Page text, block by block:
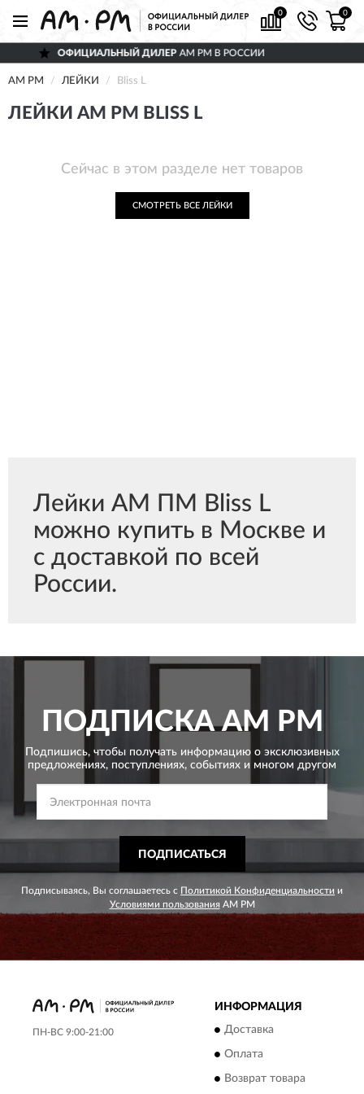
0 0
ОФИЦИАЛЬНЫЙ ДИЛЕР AM PM В РОССИИ
AM PM ЛЕЙКИ Bliss L
ЛЕЙКИ AM PM BLISS L
Сейчас в этом разделе нет товаров
СМОТРЕТЬ ВСЕ ЛЕЙКИ
Лейки АМ ПМ Bliss L
можно купить в Москве и
с доставкой по всей
России.
ПОДПИСКАAM PM
Подпишись, чтобы получать информацию о эксклюзивных
предложениях, поступлениях, событиях и многом другом
ПОДПИСАТЬСЯ
Подписываясь, Вы соглашаетесь с Политикой Конфиденциальности и
Условиями пользования AM PM
ПН-ВС 9:00-21:00
ИНФОРМАЦИЯ
Доставка
Оплата
Возврат товара